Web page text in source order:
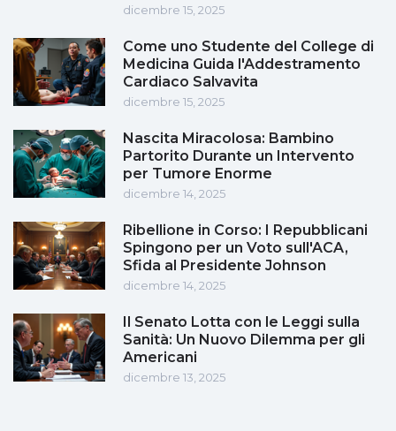
dicembre 15, 2025
Come uno Studente del College di
Medicina Guida l'Addestramento
Cardiaco Salvavita
dicembre 15, 2025
Nascita Miracolosa: Bambino
Partorito Durante un Intervento
per Tumore Enorme
dicembre 14, 2025
Ribellione in Corso: I Repubblicani
Spingono per un Voto sull'ACA,
Sfida al Presidente Johnson
dicembre 14, 2025
Il Senato Lotta con le Leggi sulla
Sanità: Un Nuovo Dilemma per gli
Americani
dicembre 13, 2025